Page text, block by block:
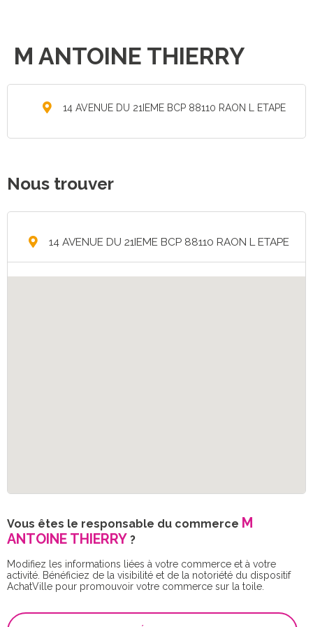
M ANTOINE THIERRY
14 AVENUE DU 21IEME BCP 88110 RAON L ETAPE
Nous trouver
14 AVENUE DU 21IEME BCP 88110 RAON L ETAPE
Vous êtes le responsable du commerce M
ANTOINE THIERRY ?
Modifiez les informations liées à votre commerce et à votre
activité. Bénéficiez de la visibilité et de la notoriété du dispositif
AchatVille pour promouvoir votre commerce sur la toile.